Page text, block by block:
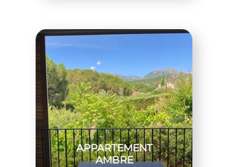
APPARTEMENT
AMBRE